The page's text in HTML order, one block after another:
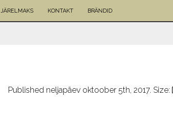
JÄRELMAKS KONTAKT BRÄNDID
Published neljapäev oktoober 5th, 2017. Size: